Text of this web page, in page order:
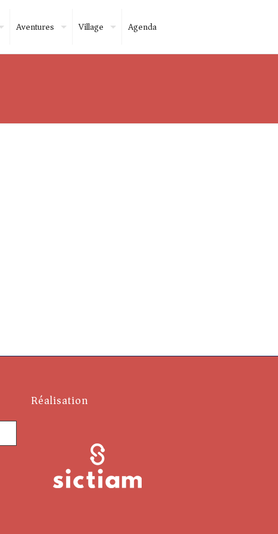
Aventures Village Agenda
Réalisation